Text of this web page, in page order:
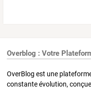
Overblog : Votre
OverBlog est une
constante évolution,